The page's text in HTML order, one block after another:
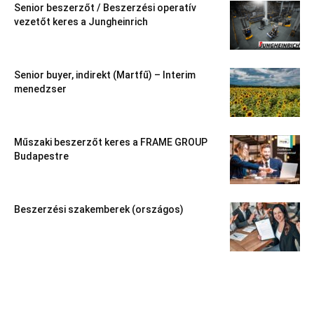
Senior beszerzőt / Beszerzési operatív
vezetőt keres a Jungheinrich
Senior buyer, indirekt (Martfű) – Interim
menedzser
Műszaki beszerzőt keres a FRAME GROUP
Budapestre
Beszerzési szakemberek (országos)